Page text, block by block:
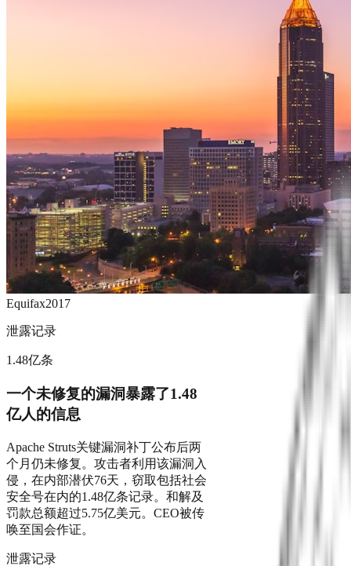
Equifax2017
泄露记录
1.48亿条
一个未修复的漏洞暴露了1.48
亿人的信息
Apache Struts关键漏洞补丁公布后两
个月仍未修复。攻击者利用该漏洞入
侵，在内部潜伏76天，窃取包括社会
安全号在内的1.48亿条记录。和解及
罚款总额超过5.75亿美元。CEO被传
唤至国会作证。
泄露记录